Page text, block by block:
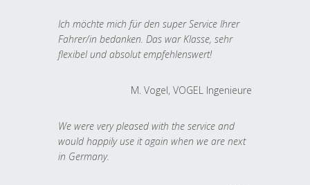
Ich möchte mich für den super Service Ihrer
Fahrer/in bedanken. Das war Klasse, sehr
flexibel und absolut empfehlenswert!
M. Vogel, VOGEL Ingenieure
We were very pleased with the service and
would happily use it again when we are next
in Germany.